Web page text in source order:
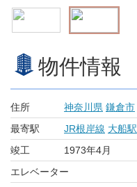
物件情報
住所 神奈川県 鎌倉市
最寄駅
JR根岸線 大船駅
竣工
1973年4月
エレベーター